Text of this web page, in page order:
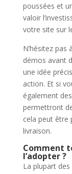
poussées et
valoir
votre site sur
N’hésitez pas
démos avant
une idée
action. Et si
également
permettront
cela peut être
livraison.
Comment
l’adopter ?
La plupart